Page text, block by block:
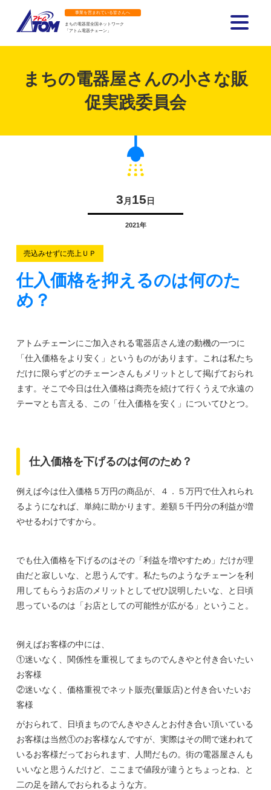
事業を営まれている皆さんへ
まちの電器屋全国ネットワーク
「アトム電器チェーン」
まちの電器屋さんの小さな販
促実践委員会
3 月 15 日
2021年
売込みせずに売上ＵＰ
仕入価格を抑えるのは何のた
め？
アトムチェーンにご加入される電器店さん達の動機の一つに
「仕入価格をより安く」というものがあります。これは私たち
だけに限らずどのチェーンさんもメリットとして掲げておられ
ます。そこで今日は仕入価格は商売を続けて行くうえで永遠の
テーマとも言える、この「仕入価格を安く」についてひとつ。
仕入価格を下げるのは何のため？
例えば今は仕入価格５万円の商品が、４．５万円で仕入れられ
るようになれば、単純に助かります。差額５千円分の利益が増
やせるわけですから。
でも仕入価格を下げるのはその「利益を増やすため」だけが理
由だと寂しいな、と思うんです。私たちのようなチェーンを利
用してもらうお店のメリットとしてぜひ説明したいな、と日頃
思っているのは「お店としての可能性が広がる」ということ。
例えばお客様の中には、
①迷いなく、関係性を重視してまちのでんきやと付き合いたい
お客様
②迷いなく、価格重視でネット販売(量販店)と付き合いたいお
客様
がおられて、日頃まちのでんきやさんとお付き合い頂いている
お客様は当然①のお客様なんですが、実際はその間で迷われて
いるお客様だっておられます、人間だもの。街の電器屋さんも
いいなと思うんだけど、ここまで値段が違うとちょっとね、と
二の足を踏んでおられるような方。